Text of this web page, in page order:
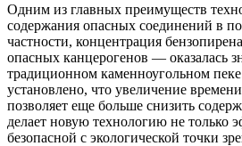
Одним из главных преимуществ
содержания опасных соединений в
частности, концентрация
опасных канцерогенов — оказалась
традиционном каменноугольном
установлено, что увеличение
позволяет еще больше снизить
делает новую технологию не только
безопасной с экологической точки